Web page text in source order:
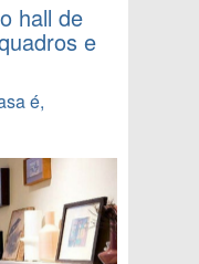
hall de
e
é,